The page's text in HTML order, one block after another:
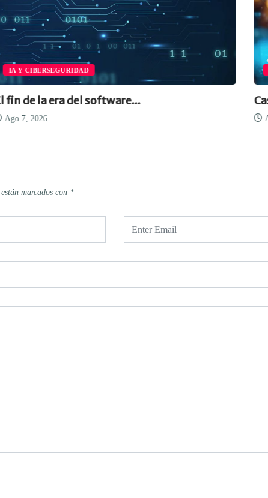
IA Y CIBERSEGURIDAD
fin de la era del software...
Ago 7, 2026
marcados con *